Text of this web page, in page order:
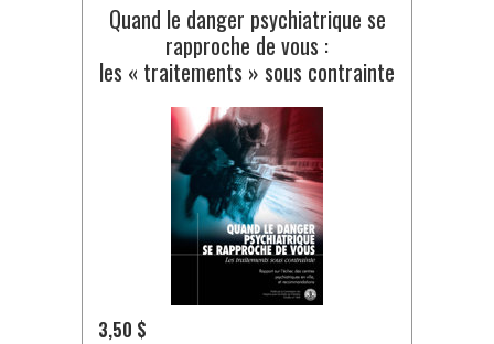
Quand le danger psychiatrique se
rapproche de vous :
les « traitements » sous contrainte
3,50 $